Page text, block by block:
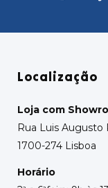
Localização
Loja com
Rua Luis Augusto
1700-274 Lisboa
Horário